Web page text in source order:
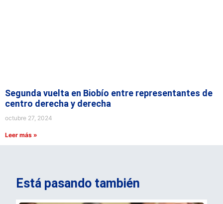
Segunda vuelta en Biobío entre representantes de
centro derecha y derecha
octubre 27, 2024
Leer más »
Está pasando también